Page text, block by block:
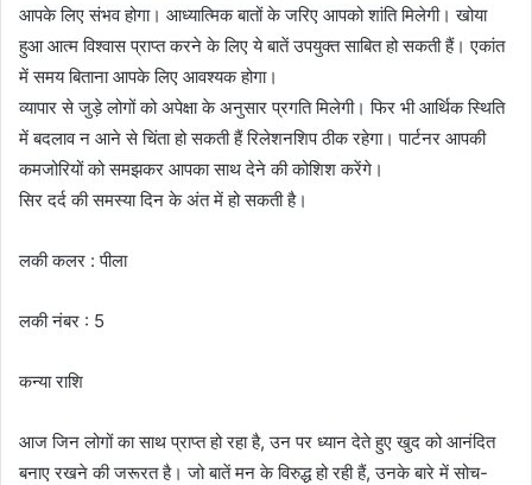
आपके लिए संभव होगा। आध्यात्मिक बातों के जरिए आपको शांति मिलेगी। खोया
हुआ आत्म विश्वास प्राप्त करने के लिए ये बातें उपयुक्त साबित हो सकती हैं। एकांत
में समय बिताना आपके लिए आवश्यक होगा।
व्यापार से जुड़े लोगों को अपेक्षा के अनुसार प्रगति मिलेगी। फिर भी आर्थिक स्थिति
में बदलाव न आने से चिंता हो सकती हैं रिलेशनशिप ठीक रहेगा। पार्टनर आपकी
कमजोरियों को समझकर आपका साथ देने की कोशिश करेंगे।
सिर दर्द की समस्या दिन के अंत में हो सकती है।
लकी कलर : पीला
लकी नंबर : 5
कन्या राशि
आज जिन लोगों का साथ प्राप्त हो रहा है, उन पर ध्यान देते हुए खुद को आनंदित
बनाए रखने की जरूरत है। जो बातें मन के विरुद्ध हो रही हैं, उनके बारे में सोच-